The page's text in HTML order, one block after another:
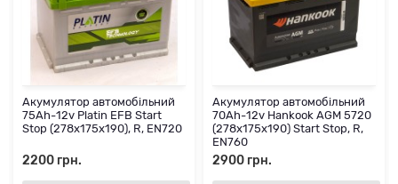
Акумулятор автомобільний
75Ah-12v Platin EFB Start
Stop (278х175х190), R, EN720
2200 грн.
Акумулятор автомобільний
70Ah-12v Hankook AGM 5720
(278х175х190) Start Stop, R,
EN760
2900 грн.